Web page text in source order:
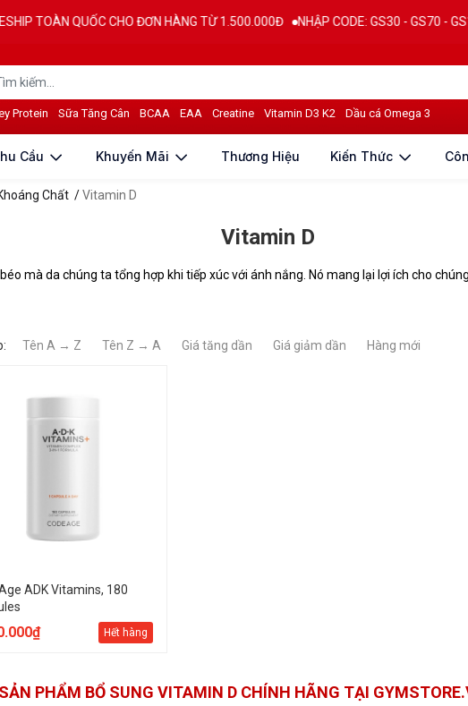
QUỐC CHO ĐƠN HÀNG TỪ 1.500.000Đ NHẬP CODE: GS30 - GS70 - GS100
Protein Sữa Tăng Cân BCAA EAA Creatine Vitamin D3 K2 Dầu cá Omega 3
Cầu Khuyến Mãi Thương Hiệu Kiến Thức
Chất /Vitamin D
Vitamin D
mà da chúng ta tổng hợp khi tiếp xúc với ánh nắng. Nó mang lại lợi ích cho
Tên A → Z Tên Z → A Giá tăng dần Giá giảm dần Hàng mới
ADK Vitamins, 180
Hết hàng
PHẨM BỔ SUNG VITAMIN D CHÍNH HÃNG TẠI